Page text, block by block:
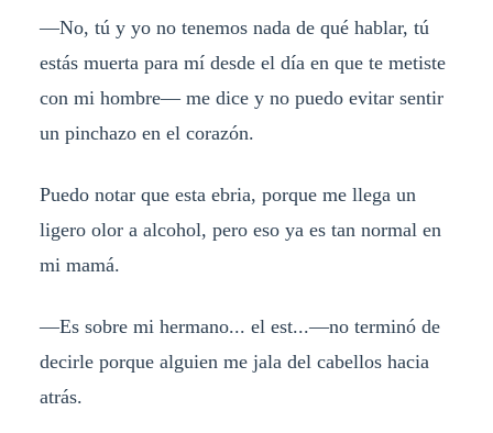
—No, tú y yo no tenemos nada de qué hablar, tú
estás muerta para mí desde el día en que te metiste
con mi hombre— me dice y no puedo evitar sentir
un pinchazo en el corazón.
Puedo notar que esta ebria, porque me llega un
ligero olor a alcohol, pero eso ya es tan normal en
mi mamá.
—Es sobre mi hermano... el est...—no terminó de
decirle porque alguien me jala del cabellos hacia
atrás.